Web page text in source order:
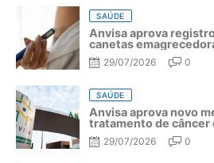
SAÚDE
Anvisa aprova
canetas
29/07/2026 0
SAÚDE
Anvisa aprova novo
tratamento de câncer
29/07/2026 0